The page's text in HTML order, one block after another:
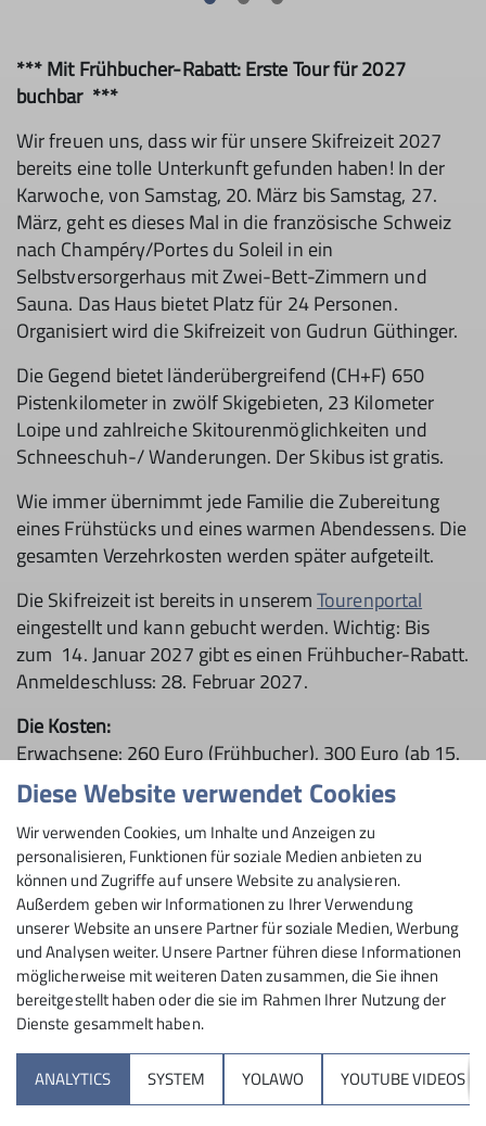
*** Mit Frühbucher-Rabatt: Erste Tour für 2027
buchbar ***
Wir freuen uns, dass wir für unsere Skifreizeit 2027
bereits eine tolle Unterkunft gefunden haben! In der
Karwoche, von Samstag, 20. März bis Samstag, 27.
März, geht es dieses Mal in die französische Schweiz
nach Champéry/Portes du Soleil in ein
Selbstversorgerhaus mit Zwei-Bett-Zimmern und
Sauna. Das Haus bietet Platz für 24 Personen.
Organisiert wird die Skifreizeit von Gudrun Güthinger.
Die Gegend bietet länderübergreifend (CH+F) 650
Pistenkilometer in zwölf Skigebieten, 23 Kilometer
Loipe und zahlreiche Skitourenmöglichkeiten und
Schneeschuh-/ Wanderungen. Der Skibus ist gratis.
Wie immer übernimmt jede Familie die Zubereitung
eines Frühstücks und eines warmen Abendessens. Die
gesamten Verzehrkosten werden später aufgeteilt.
Die Skifreizeit ist bereits in unseremTourenportal
eingestellt und kann gebucht werden. Wichtig: Bis
zum 14. Januar 2027 gibt es einen Frühbucher-Rabatt.
Anmeldeschluss: 28. Februar 2027.
Die Kosten:
Erwachsene: 260 Euro (Frühbucher), 300 Euro (ab 15.
Januar 2027).
Kinder, Schüler, Studenten pauschal: 220 Euro (Kinder
unter drei Jahren sind frei)
Bei verkürztem Aufenthalt reduziert sich der Preis um
20 Euro pro Tag. Sollten sich zu wenig Teilnehmer
anmelden, kommen pro Kopf noch bis zu rund 40 Euro
Nebenkosten hinzu.
50 Euro Anzahlung pro Teilnehmer werden bei
Anmeldung fällig. Der Restbetrag wird am Tag des
Anmeldeschlusses (28. Februar) abgebucht. Die
Anmeldung ist verbindlich, die Anzahlung wird nicht
rückerstattet. Ein Ersatz-Teilnehmer kann gestellt
Diese Website verwendet Cookies
Wir verwenden Cookies, um Inhalte und Anzeigen zu
personalisieren, Funktionen für soziale Medien anbieten zu
können und Zugriffe auf unsere Website zu analysieren.
Außerdem geben wir Informationen zu Ihrer Verwendung
unserer Website an unsere Partner für soziale Medien, Werbung
und Analysen weiter. Unsere Partner führen diese Informationen
möglicherweise mit weiteren Daten zusammen, die Sie ihnen
bereitgestellt haben oder die sie im Rahmen Ihrer Nutzung der
Dienste gesammelt haben.
ANALYTICS SYSTEM YOLAWO YOUTUBE VIDEOS